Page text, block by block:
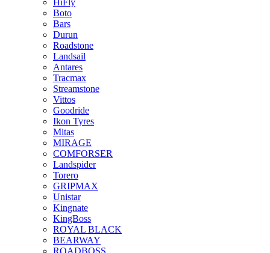
HiFly
Boto
Bars
Durun
Roadstone
Landsail
Antares
Tracmax
Streamstone
Vittos
Goodride
Ikon Tyres
Mitas
MIRAGE
COMFORSER
Landspider
Torero
GRIPMAX
Unistar
Kingnate
KingBoss
ROYAL BLACK
BEARWAY
ROADBOSS